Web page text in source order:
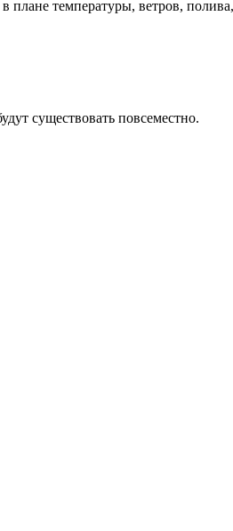
температуры, ветров, полива,
существовать повсеместно.